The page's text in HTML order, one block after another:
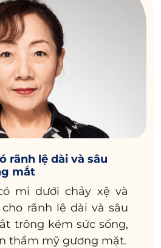
rãnh lệ dài và sâu
mắt
mi dưới chảy xệ và
rãnh lệ dài và sâu
trông kém sức sống,
thẩm mỹ gương mặt.